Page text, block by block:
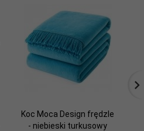
Koc Moca Design frędzle
- niebieski turkusowy